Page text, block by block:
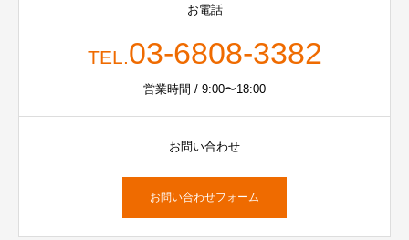
お電話
TEL.03-6808-3382
営業時間 / 9:00〜18:00
お問い合わせ
お問い合わせフォーム